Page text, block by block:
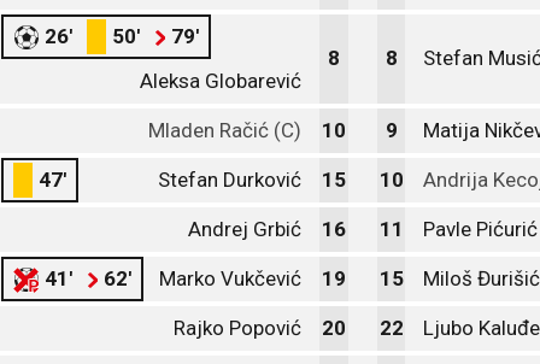
26' 50'
79'
Aleksa Globarević
8 8 Stefan
Mladen Račić (C) 10 9 Matija
47' Stefan Durković 15 10 Andrija
Andrej Grbić 16 11 Pavle
41' 62' Marko Vukčević 19 15 Miloš Đurišić
Rajko Popović 20 22 Ljubo